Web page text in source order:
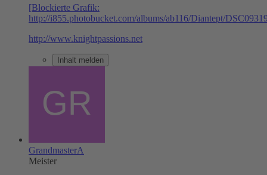
[Blockierte Grafik:
http://i855.photobucket.com/albums/ab116/Diantept/
http://www.knightpassions.net
Inhalt melden
GrandmasterA
Meister